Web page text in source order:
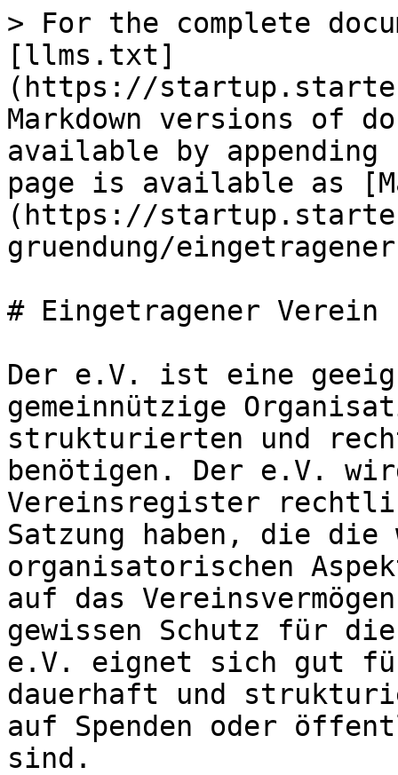
> For the complete
[llms.txt]
(https://
Markdown versions of
available by
page is available as
(https://
gruendung/
# Eingetragener
Der e.V. ist eine
gemeinnützige
strukturierten und
benötigen. Der e.V.
Vereinsregister
Satzung haben, die die
organisatorischen
auf das
gewissen Schutz für
e.V. eignet sich gut
dauerhaft und
auf Spenden oder
sind.